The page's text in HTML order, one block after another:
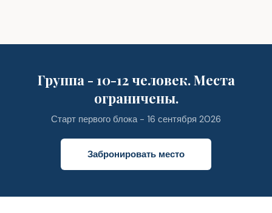
Группа - 10-12 человек. Места
ограничены.
Старт первого блока - 16 сентября 2026
Забронировать место